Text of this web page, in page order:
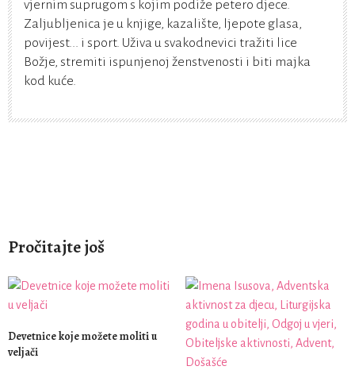
vjernim suprugom s kojim podiže petero djece.
Zaljubljenica je u knjige, kazalište, ljepote glasa,
povijest... i sport. Uživa u svakodnevici tražiti lice
Božje, stremiti ispunjenoj ženstvenosti i biti majka
kod kuće.
Pročitajte još
Devetnice koje možete moliti u
veljači